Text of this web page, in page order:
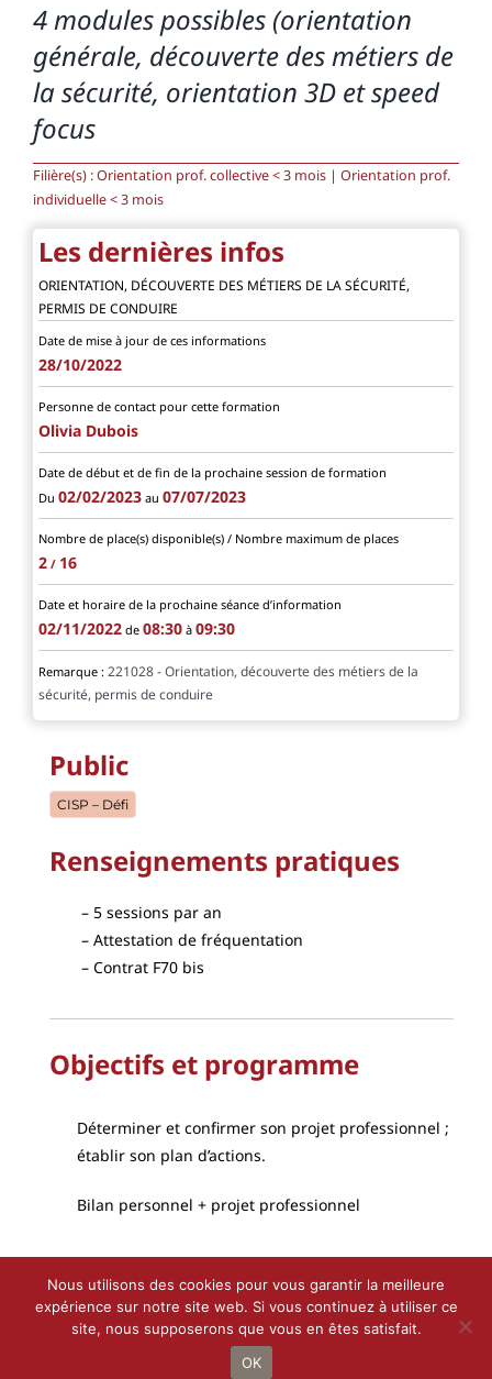
4 modules possibles (orientation
générale, découverte des métiers de
la sécurité, orientation 3D et speed
focus
Filière(s) :Orientation prof. collective < 3 mois | Orientation prof.
individuelle < 3 mois
Les dernières infos
ORIENTATION, DÉCOUVERTE DES MÉTIERS DE LA SÉCURITÉ,
PERMIS DE CONDUIRE
Date de mise à jour de ces informations
28/10/2022
Personne de contact pour cette formation
Olivia Dubois
Date de début et de fin de la prochaine session de formation
Du 02/02/2023au 07/07/2023
Nombre de place(s) disponible(s) / Nombre maximum de places
2 / 16
Date et horaire de la prochaine séance d’information
02/11/2022 de 08:30 à 09:30
Remarque : 221028 - Orientation, découverte des métiers de la
sécurité, permis de conduire
Public
CISP – Défi
Renseignements pratiques
5 sessions par an
Attestation de fréquentation
Contrat F70 bis
Objectifs et programme
Déterminer et confirmer son projet professionnel ;
établir son plan d’actions.
Bilan personnel + projet professionnel
Droit d’auteur 2021 - 2022 |Le Petit BottindeCALIF| Tous droits
réservés
Nous utilisons des cookies pour vous garantir la meilleure
expérience sur notre site web. Si vous continuez à utiliser ce
site, nous supposerons que vous en êtes satisfait.
OK